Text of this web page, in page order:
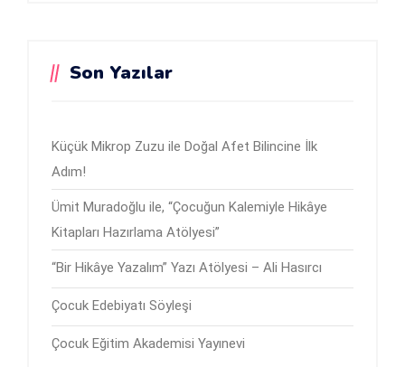
Son Yazılar
Küçük Mikrop Zuzu ile Doğal Afet Bilincine İlk
Adım!
Ümit Muradoğlu ile, “Çocuğun Kalemiyle Hikâye
Kitapları Hazırlama Atölyesi”
“Bir Hikâye Yazalım” Yazı Atölyesi – Ali Hasırcı
Çocuk Edebiyatı Söyleşi
Çocuk Eğitim Akademisi Yayınevi